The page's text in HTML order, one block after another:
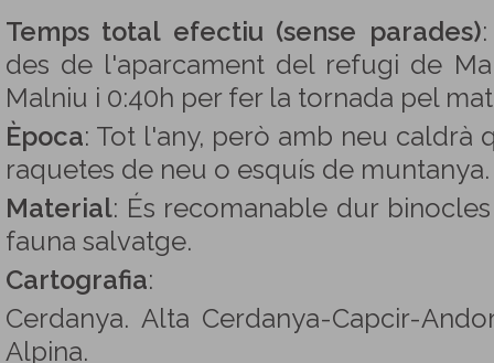
Temps total efectiu (sense parades)
des de l'aparcament del refugi de
Malniu i 0:40h per fer la tornada pel
Època: Tot l'any, però amb neu caldrà
raquetes de neu o esquís de muntanya.
Material: És recomanable dur
fauna salvatge.
Cartografia:
Cerdanya. Alta Cerdanya-Capcir-
Alpina.